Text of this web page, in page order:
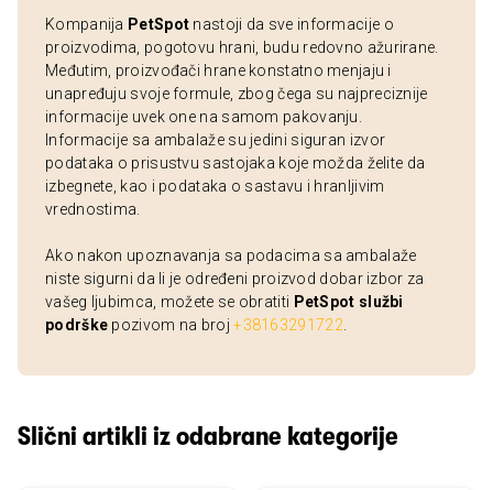
Kompanija PetSpot nastoji da sve informacije o
proizvodima, pogotovu hrani, budu redovno ažurirane.
Međutim, proizvođači hrane konstatno menjaju i
unapređuju svoje formule, zbog čega su najpreciznije
informacije uvek one na samom pakovanju.
Informacije sa ambalaže su jedini siguran izvor
podataka o prisustvu sastojaka koje možda želite da
izbegnete, kao i podataka o sastavu i hranljivim
vrednostima.
Ako nakon upoznavanja sa podacima sa ambalaže
niste sigurni da li je određeni proizvod dobar izbor za
vašeg ljubimca, možete se obratiti PetSpot službi
podrške pozivom na broj+38163291722
Slični artikli iz odabrane kategorije